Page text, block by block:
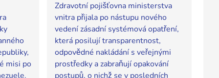
misi po
Zdravotní pojišťovna ministerstva
vnitra přijala po nástupu nového
vedení zásadní systémová opatření,
která posilují transparentnost,
odpovědné nakládání s veřejnými
prostředky a zabraňují opakování
postupů, o nichž se v posledních